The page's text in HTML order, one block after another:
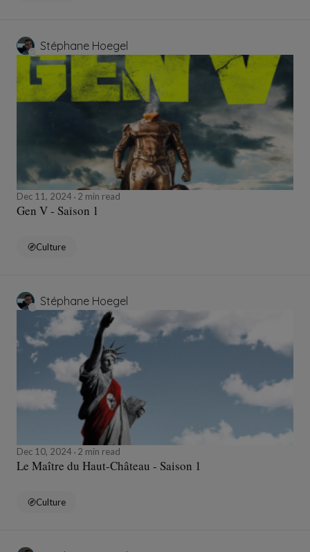
Stéphane Hoegel
Dec 11, 2024 2 min read
Gen V - Saison 1
Culture
Stéphane Hoegel
Dec 10, 2024 2 min read
Le Maître du Haut-Château - Saison 1
Culture